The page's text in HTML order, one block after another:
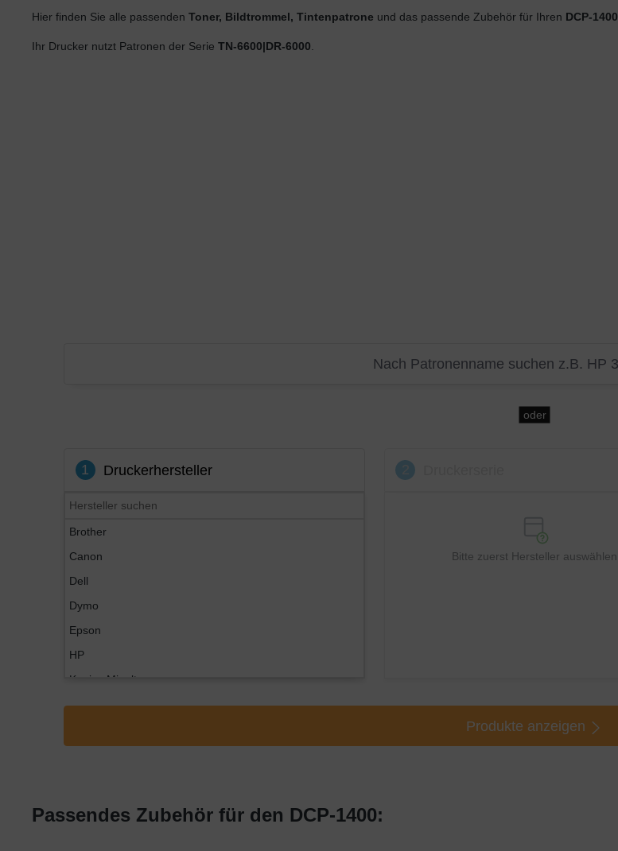
Hier finden Sie alle passenden Toner, Bildtrommel, Tintenpatrone und das passende Zubehör für Ihren DCP-1400
Ihr Drucker nutzt Patronen der Serie TN-6600|DR-6000
oder
1 Druckerhersteller
Brother
Canon
Dell
Dymo
Epson
HP
Konica Minolta
Kyocera
Bitte zuerst Hersteller auswählen
Produkte anzeigen
Passendes Zubehör für den DCP-1400: